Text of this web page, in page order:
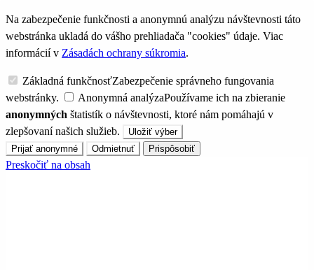
Na zabezpečenie funkčnosti a anonymnú analýzu návštevnosti táto
webstránka ukladá do vášho prehliadača "cookies" údaje. Viac
informácií v Zásadách ochrany súkromia.
Základná funkčnosťZabezpečenie správneho fungovania
webstránky.
Anonymná analýzaPoužívame ich na zbieranie
anonymných štatistík o návštevnosti, ktoré nám pomáhajú v
zlepšovaní našich služieb.
Uložiť výber
Prijať anonymné
Odmietnuť Prispôsobiť
Preskočiť na obsah